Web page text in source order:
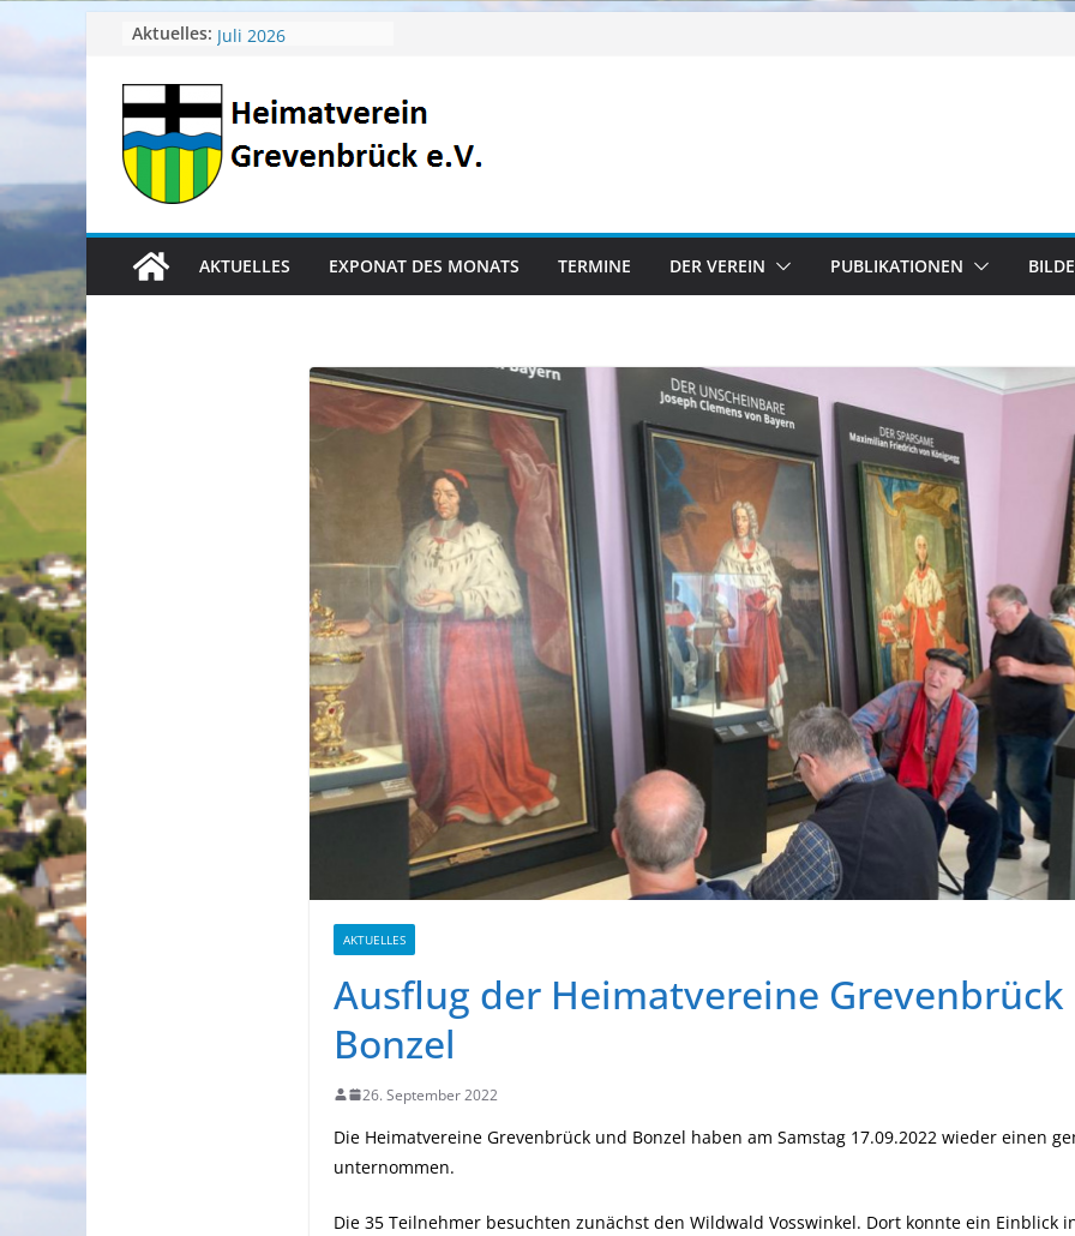
springen
Aktuelles: April 2026
Juni 2026
Mai 2026
Heimatverein aktuell
AKTUELLES EXPONAT DES MONATS TERMINE DER VEREIN PUBLIKATIONEN
AKTUELLES
Ausflug der Heimatvereine
Bonzel
26. September 2022
Die Heimatvereine Grevenbrück und Bonzel haben am Samstag 17.09.2022 wieder einen
unternommen.
Die 35 Teilnehmer besuchten zunächst den Wildwald Vosswinkel. Dort konnte ein Einblick